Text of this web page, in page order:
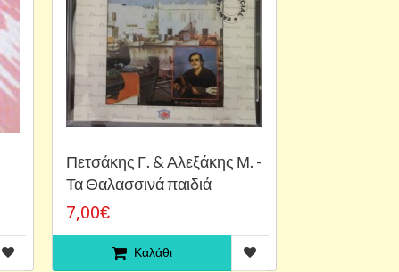
Πετσάκης Γ. & Αλεξάκης Μ. -
Τα Θαλασσινά παιδιά
7,00€
Καλάθι